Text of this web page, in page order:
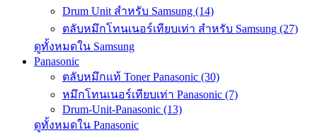
Drum Unit สำหรับ Samsung (14)
ตลับหมึกโทนเนอร์เทียบเท่า สำหรับ Samsung (27)
ดูทั้งหมดใน Samsung
Panasonic
ตลับหมึกแท้ Toner Panasonic (30)
หมึกโทนเนอร์เทียบเท่า Panasonic (7)
Drum-Unit-Panasonic (13)
ดูทั้งหมดใน Panasonic